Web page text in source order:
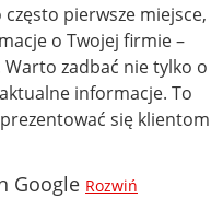
pierwsze miejsce,
o Twojej firmie –
Warto zadbać nie tylko o
informacje. To
się klientom
Google Rozwiń